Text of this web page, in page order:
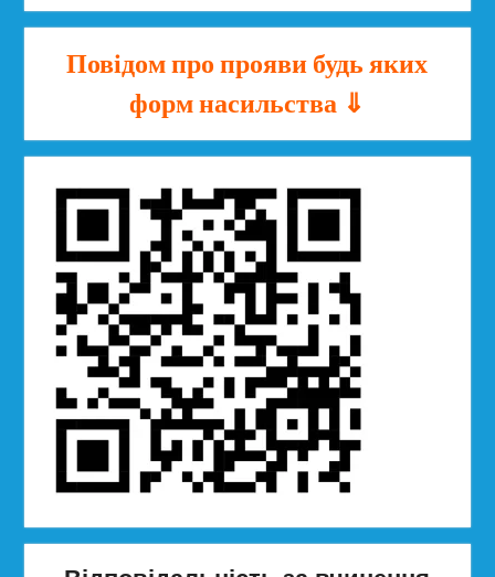
Повідом про прояви будь яких
форм насильства ⇓